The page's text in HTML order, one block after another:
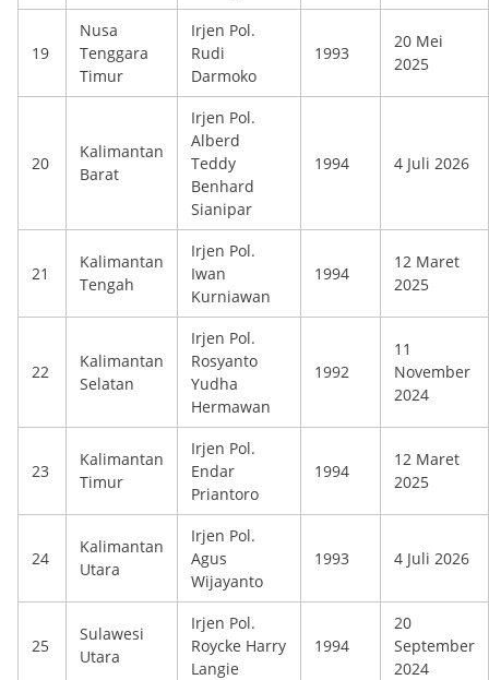
19
Nusa
Tenggara
Timur
Irjen Pol.
Rudi
Darmoko
1993
20 Mei
2025
20
Kalimantan
Barat
Irjen Pol.
Alberd
Teddy
Benhard
Sianipar
1994 4 Juli 2026
21
Kalimantan
Tengah
Irjen Pol.
Iwan
Kurniawan
1994
12 Maret
2025
22
Kalimantan
Selatan
Irjen Pol.
Rosyanto
Yudha
Hermawan
1992
11
November
2024
23
Kalimantan
Timur
Irjen Pol.
Endar
Priantoro
1994
12 Maret
2025
24
Kalimantan
Utara
Irjen Pol.
Agus
Wijayanto
1993 4 Juli 2026
25
Sulawesi
Utara
Irjen Pol.
Roycke Harry
Langie
1994
20
September
2024